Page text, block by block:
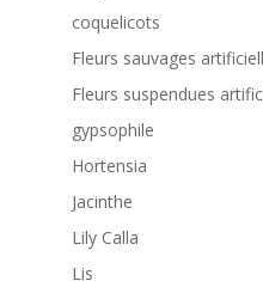
coquelicots
Fleurs sauvages
Fleurs suspendues
gypsophile
Hortensia
Jacinthe
Lily Calla
Lis